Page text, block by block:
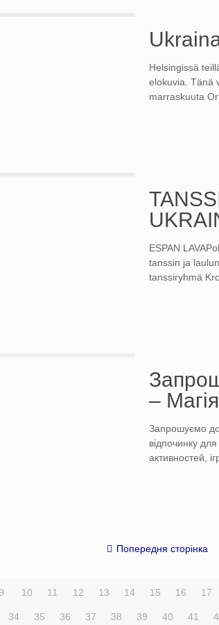
Helsingissä
elokuvia. Tänä
marraskuuta
ESPAN
tanssin ja
tanssiryhmä
–
Запрошуємо до
відпочинку
активностей,
Попередня сторінка
9 10 11 12 13 14 15 16 17
34 35 36 37 38 39 40 41